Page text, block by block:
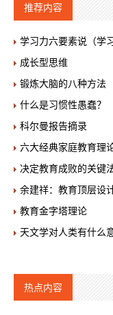
推荐内容
学习力六要素说（学
成长型思维
锻炼大脑的八种方法
什么是习惯性愚蠢？
科尔曼报告摘录
六大经典家庭教育理
决定教育成败的关键
余建祥：教育顶层设
教育金字塔理论
天文学对人类有什么
热点内容